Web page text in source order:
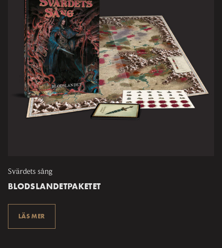
Svärdets sång
BLODSLANDETPAKETET
LÄS MER